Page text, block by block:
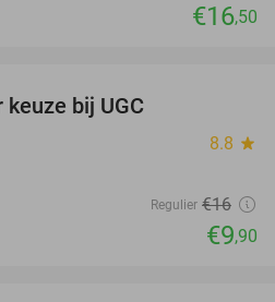
€16,50
bij UGC
8.8 star
Regulier €16
€9,90